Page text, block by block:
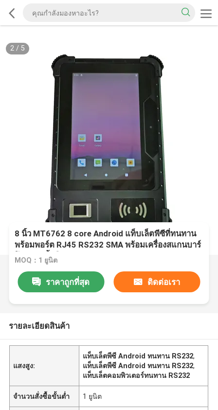
2/ 5
8 นิ้ว MT6762 8 core Android แท็บเล็ตพีซีที่ทนทาน
พร้อมพอร์ต RJ45 RS232 SMA พร้อมเครื่องสแกนบาร์
โค้ดลายนิ้วมือ UHF RFID
MOQ：1 ยูนิต
ราคาถูกที่สุด ติดต่อเรา
รายละเอียดสินค้า
แสงสูง:
แท็บเล็ตพีซี Android ทนทาน RS232,
แท็บเล็ตพีซี Android ทนทาน RS232,
แท็บเล็ตคอมพิวเตอร์ทนทาน RS232
จำนวนสั่งซื้อขั้นต่ำ 1 ยูนิต